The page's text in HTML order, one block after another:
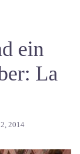
ein
La
2014